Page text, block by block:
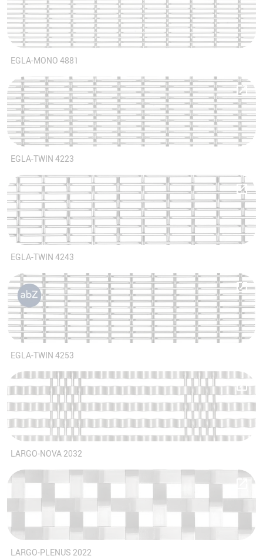
EGLA-MONO 4881
EGLA-TWIN 4223
EGLA-TWIN 4243
EGLA-TWIN 4253
LARGO-NOVA 2032
LARGO-PLENUS 2022